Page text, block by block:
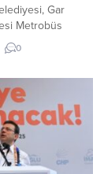
Gar
Metrobüs
17 kilometrelik
ilk sondaj
şehrin
için
kesmeden
ile Şehir
19,5 kilometrelik
olan Camili...
0